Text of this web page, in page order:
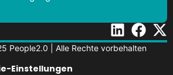
People2.0 | Alle Rechte vorbehalten
Einstellungen